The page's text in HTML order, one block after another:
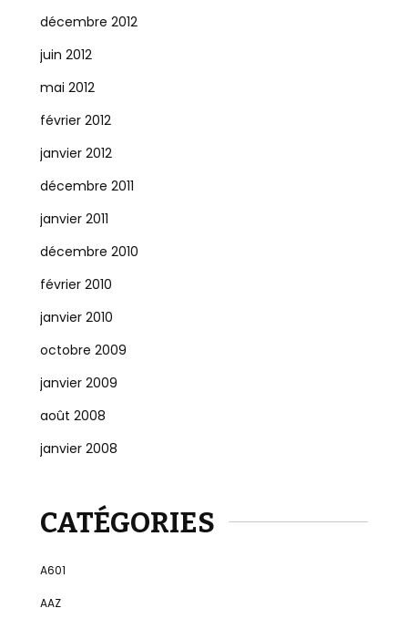
décembre 2012
juin 2012
mai 2012
février 2012
janvier 2012
décembre 2011
janvier 2011
décembre 2010
février 2010
janvier 2010
octobre 2009
janvier 2009
août 2008
janvier 2008
CATÉGORIES
A601
AAZ